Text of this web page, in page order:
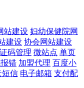
站建设 妇幼保健院网
建设 协会网站建设
码管理 微站点 单页
错 加盟代理 百度小
短信 电子邮箱 支付配